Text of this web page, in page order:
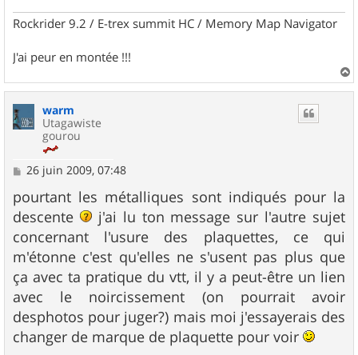
Rockrider 9.2 / E-trex summit HC / Memory Map Navigator
J'ai peur en montée !!!
a
warm
Utagawiste
gourou
M
s
s
a
g
e
26 juin 2009, 07:48
pourtant les métalliques sont indiqués pour la
descente
j'ai lu ton message sur l'autre sujet
concernant l'usure des plaquettes, ce qui
m'étonne c'est qu'elles ne s'usent pas plus que
ça avec ta pratique du vtt, il y a peut-être un lien
avec le noircissement (on pourrait avoir
desphotos pour juger?) mais moi j'essayerais des
changer de marque de plaquette pour voir